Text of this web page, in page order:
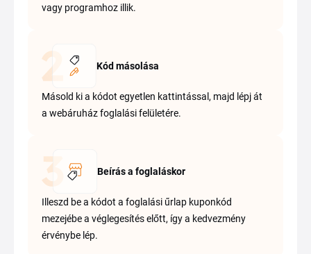
vagy programhoz illik.
Kód másolása
Másold ki a kódot egyetlen kattintással, majd lépj át
a webáruház foglalási felületére.
Beírás a foglaláskor
Illeszd be a kódot a foglalási űrlap kuponkód
mezejébe a véglegesítés előtt, így a kedvezmény
érvénybe lép.